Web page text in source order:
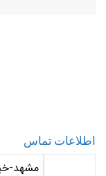
اطلاعات تماس